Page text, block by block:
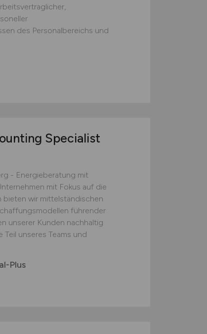
des Personalbereichs und
Specialist
- Energieberatung mit
mit Fokus auf die
bieten wir mittelständischen
führender
unserer Kunden nachhaltig
unseres Teams und
Plus